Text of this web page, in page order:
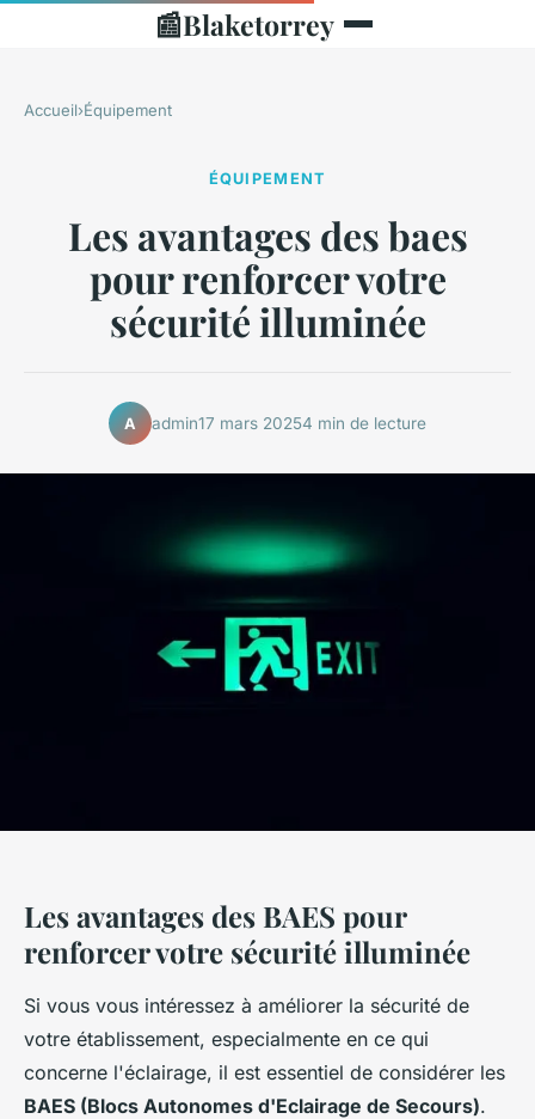
📰Blaketorrey
Accueil›Équipement
ÉQUIPEMENT
Les avantages des baes
pour renforcer votre
sécurité illuminée
A admin17 mars 20254 min de lecture
Les avantages des BAES pour
renforcer votre sécurité illuminée
Si vous vous intéressez à améliorer la sécurité de
votre établissement, especialmente en ce qui
concerne l'éclairage, il est essentiel de considérer les
BAES (Blocs Autonomes d'Eclairage de Secours).